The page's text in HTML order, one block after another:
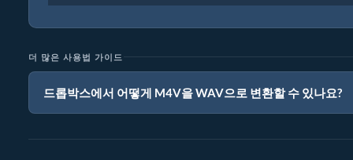
더 많은 사용법 가이드
드롭박스에서 어떻게 M4V을 WAV으로 변환할 수 있나요?